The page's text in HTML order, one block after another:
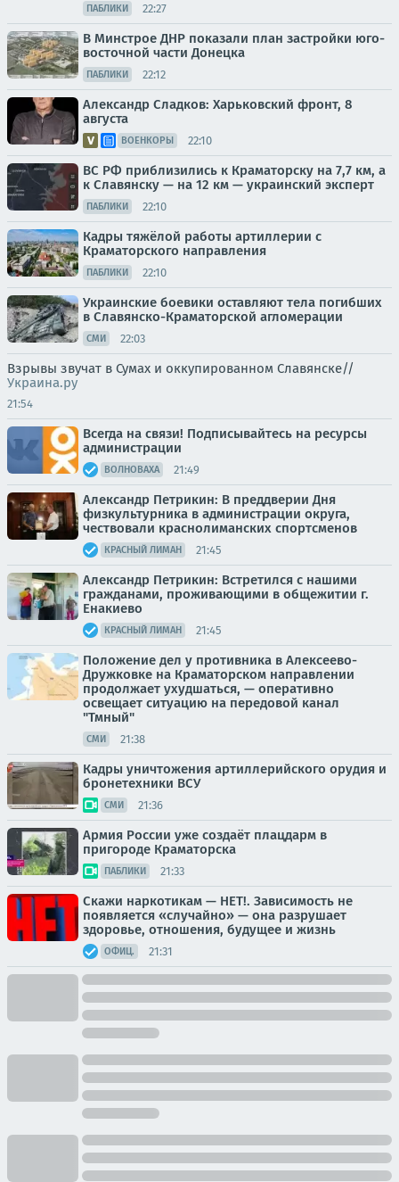
ПАБЛИКИ 22:27
В Минстрое ДНР показали план застройки юго-
восточной части Донецка
ПАБЛИКИ 22:12
Александр Сладков: Харьковский фронт, 8
августа
ВОЕНКОРЫ 22:10
ВС РФ приблизились к Краматорску на 7,7 км, а
к Славянску — на 12 км — украинский эксперт
ПАБЛИКИ 22:10
Кадры тяжёлой работы артиллерии с
Краматорского направления
ПАБЛИКИ 22:10
Украинские боевики оставляют тела погибших
в Славянско-Краматорской агломерации
СМИ 22:03
Взрывы звучат в Сумах и оккупированном Славянске//
Украина.ру
21:54
Всегда на связи! Подписывайтесь на ресурсы
администрации
ВОЛНОВАХА 21:49
Александр Петрикин: В преддверии Дня
физкультурника в администрации округа,
чествовали краснолиманских спортсменов
КРАСНЫЙ ЛИМАН 21:45
Александр Петрикин: Встретился с нашими
гражданами, проживающими в общежитии г.
Енакиево
КРАСНЫЙ ЛИМАН 21:45
Положение дел у противника в Алексеево-
Дружковке на Краматорском направлении
продолжает ухудшаться, — оперативно
освещает ситуацию на передовой канал
"Тмный"
СМИ 21:38
Кадры уничтожения артиллерийского орудия и
бронетехники ВСУ
СМИ 21:36
Армия России уже создаёт плацдарм в
пригороде Краматорска
ПАБЛИКИ 21:33
Скажи наркотикам — НЕТ!. Зависимость не
появляется «случайно» — она разрушает
здоровье, отношения, будущее и жизнь
ОФИЦ. 21:31